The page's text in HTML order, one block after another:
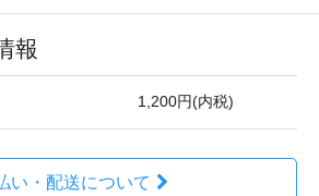
報
1,200円(内税)
い・配送について